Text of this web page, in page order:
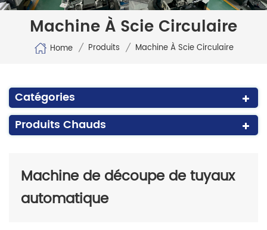
Machine À Scie Circulaire
Home / Produits / Machine À Scie Circulaire
Catégories
Produits Chauds
Machine de découpe de tuyaux
automatique